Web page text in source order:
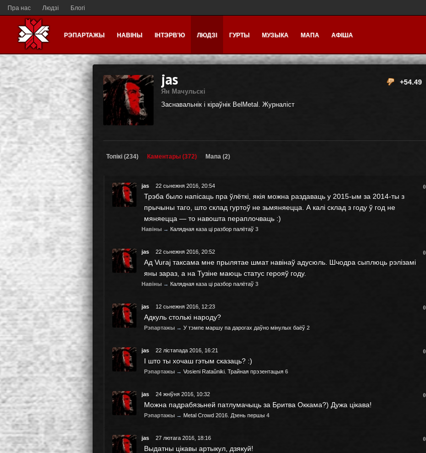
Пра нас Людзі Блогі
РЭПАРТАЖЫ НАВІНЫ ІНТЭРВ'Ю ЛЮДЗІ ГУРТЫ МУЗЫКА МАПА АФІША
jas
Ян Мачульскі
Заснавальнік і кіраўнік BelMetal. Журналіст
+54.49
Топікі (234) Каментары (372) Мапа (2)
jas 22 сьнежня 2016, 20:54 0
Трэба было напісаць пра ўлёткі, якія можна раздаваць у 2015-ым за 2014-ты з
прычыны таго, што склад гуртоў не зьмяняецца. А калі склад з году ў год не
мяняецца — то навошта пераплочваць :)
Навіны → Калядная каза ці разбор палётаў 3
jas 22 сьнежня 2016, 20:52 0
Ад Vuraj таксама мне прылятае шмат навінаў адусюль. Шчодра сыплюць рэлізамі
яны зараз, а на Тузіне маюць статус герояў году.
Навіны → Калядная каза ці разбор палётаў 3
jas 12 сьнежня 2016, 12:23 0
Адкуль столькі народу?
Рэпартажы → У тэмпе маршу па дарогах даўно мінулых баёў 2
jas 22 лістапада 2016, 16:21 0
І што ты хочаш гэтым сказаць? :)
Рэпартажы → Vosieni Rataŭniki. Трайная прэзентацыя 6
jas 24 жніўня 2016, 10:32 0
Можна падрабязьней патлумачыць за Бритва Оккама?) Дужа цікава!
Рэпартажы → Metal Crowd 2016. Дзень першы 4
jas 27 лютага 2016, 18:16 0
Выдатны цікавы артыкул, дзякуй!